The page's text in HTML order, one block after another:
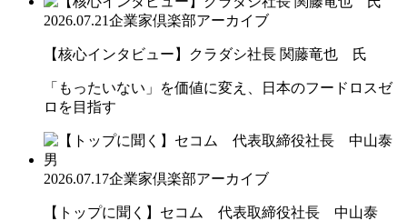
2026.07.21企業家倶楽部アーカイブ
【核心インタビュー】クラダシ社長 関藤竜也 氏
「もったいない」を価値に変え、日本のフードロスゼ
ロを目指す
2026.07.17企業家倶楽部アーカイブ
【トップに聞く】セコム 代表取締役社長 中山泰